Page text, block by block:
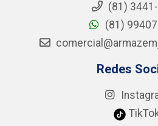
(81)
(81)
Redes